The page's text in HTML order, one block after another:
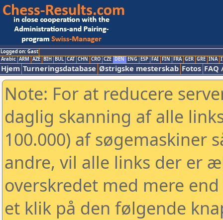
Logged on: Gast
Arabic ARM AZE BIH BUL CAT CHN CRO CZE DEN ENG ESP FAI FIN FRA GER GRE INA
Hjem Turneringsdatabase Østrigske mesterskab Fotos FAQ
Note: For at reducere
daglig skanning af alle
100.000) af søgemaskiner
andre, vil alle links der er
overskredet med mere
et klik på den følgende